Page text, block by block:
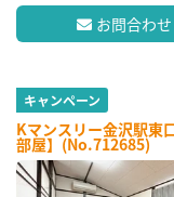
お問合わせ
キャンペーン
Kマンスリー金沢駅東
部屋】(No.712685)